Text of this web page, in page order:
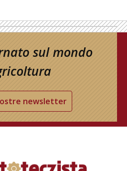
sul mondo
newsletter